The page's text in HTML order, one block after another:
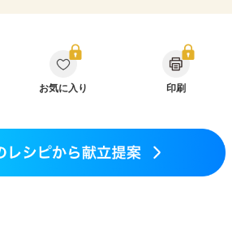
過敏性腸症候群（IBS）
CKD（ステージ２）
乳がん（抗がん剤治療中）
中）
方・経過観察中の方
方・経過観察中の方
お気に入り 印刷